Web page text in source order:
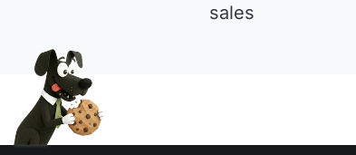
sales